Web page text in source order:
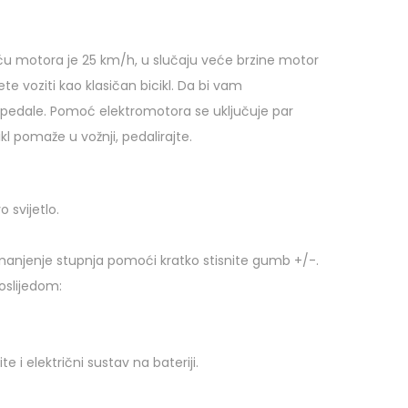
motora je 25 km/h, u slučaju veće brzine motor
voziti kao klasičan bicikl. Da bi vam
Pomoć elektromotora se uključuje par
pomaže u vožnji, pedalirajte.
svijetlo.
stupnja pomoći kratko stisnite gumb +/-.
i električni sustav na bateriji.